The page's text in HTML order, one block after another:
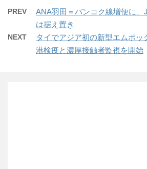
PREV
ANA羽田＝バンコク線増便に、
は据え置き
NEXT
タイでアジア初の新型エムポッ
港検疫と濃厚接触者監視を開始